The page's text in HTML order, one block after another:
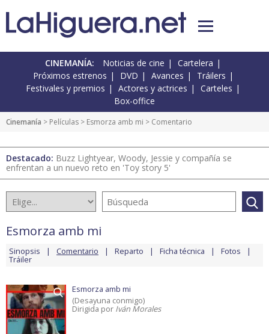
CINEMANÍA: Noticias de cine
Cartelera
Próximos estrenos
DVD Avances
Tráilers
Festivales y premios
Actores y actrices
Carteles
Box-office
Cinemanía > Películas > Esmorza amb mi > Comentario
Destacado: Buzz Lightyear, Woody, Jessie y compañía se
enfrentan a un nuevo reto en 'Toy story 5'
Esmorza amb mi
Sinopsis Comentario Reparto Ficha técnica Fotos
Tráiler
Esmorza amb mi
(Desayuna conmigo)
Dirigida por Iván Morales